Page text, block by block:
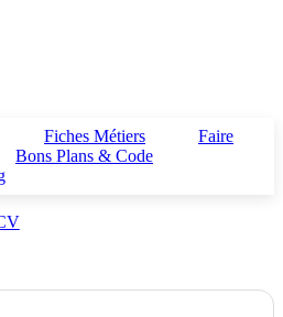
Fiches Métiers
Faire
Bons Plans & Code